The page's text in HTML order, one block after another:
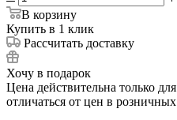
В корзину
Купить в 1 клик
Рассчитать доставку
Хочу в подарок
Цена действительна только
отличаться от цен в